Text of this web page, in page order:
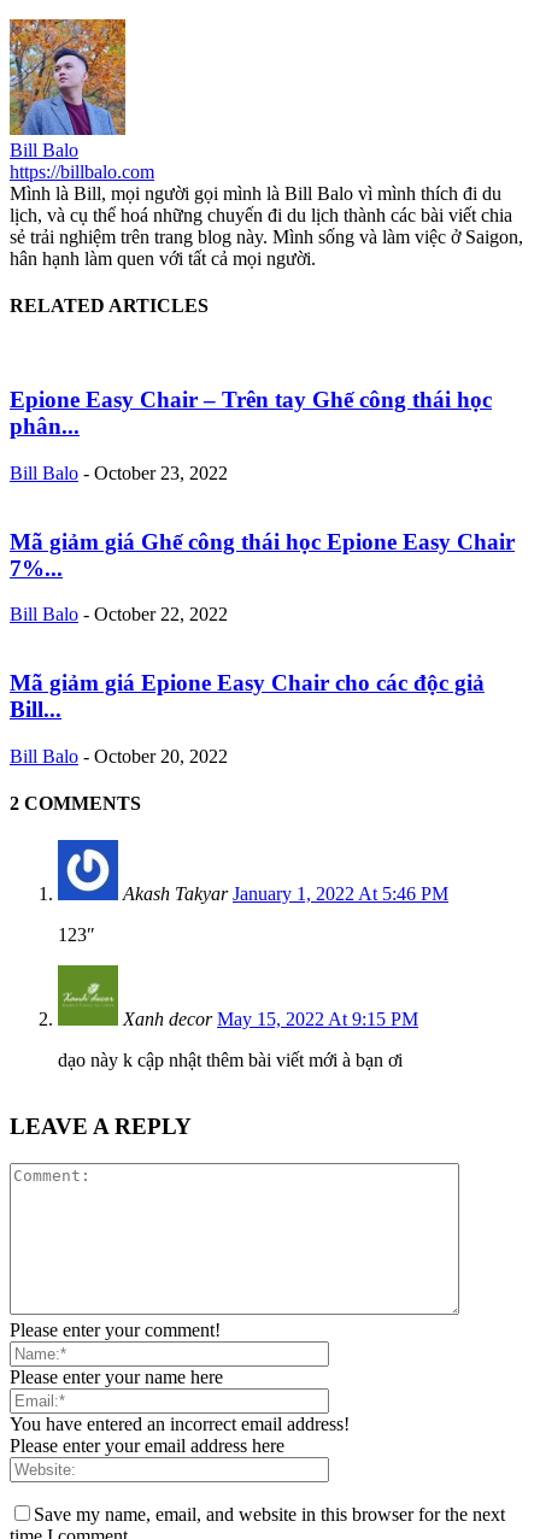
Bill Balo
https://billbalo.com
Mình là Bill, mọi người gọi mình là Bill Balo vì mình thích đi du
lịch, và cụ thể hoá những chuyến đi du lịch thành các bài viết chia
sẻ trải nghiệm trên trang blog này. Mình sống và làm việc ở Saigon,
hân hạnh làm quen với tất cả mọi người.
RELATED ARTICLES
Epione Easy Chair – Trên tay Ghế công thái học
phân...
Bill Balo - October 23, 2022
Mã giảm giá Ghế công thái học Epione Easy Chair
7%...
Bill Balo - October 22, 2022
Mã giảm giá Epione Easy Chair cho các độc giả
Bill...
Bill Balo - October 20, 2022
2 COMMENTS
Akash Takyar January 1, 2022 At 5:46 PM
123″
Xanh decor May 15, 2022 At 9:15 PM
dạo này k cập nhật thêm bài viết mới à bạn ơi
LEAVE A REPLY
Please enter your comment!
Please enter your name here
You have entered an incorrect email address!
Please enter your email address here
Save my name, email, and website in this browser for the next